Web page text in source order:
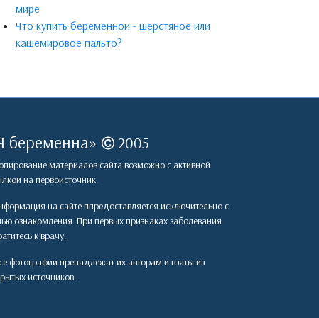
мире
Что купить беременной - шерстяное или
кашемировое пальто?
беременна» 2005
материалов сайта возможно с активной
на первоисточник.
на сайте ппредоставляется исключительно с
ознакомления. При первых признаках заболевания
к врачу.
фотографии пренадлежат их авторам и взяты из
источников.